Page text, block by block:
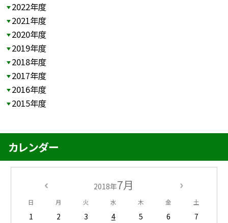
2022年度
2021年度
2020年度
2019年度
2018年度
2017年度
2016年度
2015年度
カレンダー
2018年7月
日 月 火 水 木 金 土
1 2 3 4 5 6
7